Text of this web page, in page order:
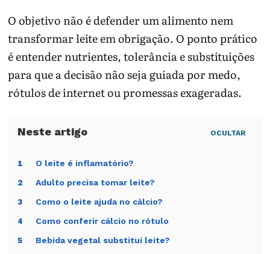
O objetivo não é defender um alimento nem
transformar leite em obrigação. O ponto prático
é entender nutrientes, tolerância e substituições
para que a decisão não seja guiada por medo,
rótulos de internet ou promessas exageradas.
OCULTAR
1 O leite é inflamatório?
2 Adulto precisa tomar leite?
3 Como o leite ajuda no cálcio?
4 Como conferir cálcio no rótulo
5 Bebida vegetal substitui leite?